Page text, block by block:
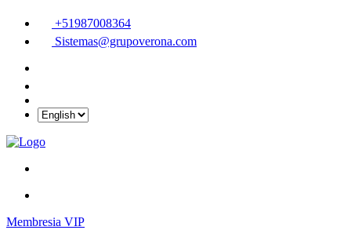
+51987008364
Sistemas@grupoverona.com
Membresia VIP